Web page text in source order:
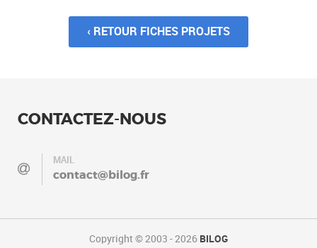
‹ RETOUR FICHES PROJETS
CONTACTEZ-NOUS
MAIL
contact@bilog.fr
Copyright © 2003 - 2026 BILOG